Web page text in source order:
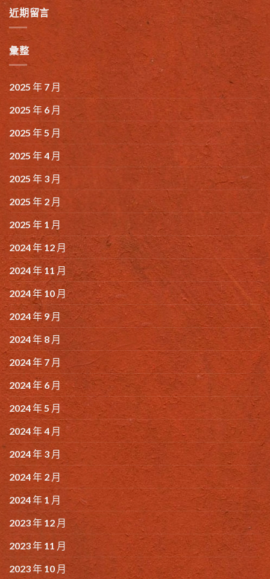
近期留言
彙整
2025 年 7 月
2025 年 6 月
2025 年 5 月
2025 年 4 月
2025 年 3 月
2025 年 2 月
2025 年 1 月
2024 年 12 月
2024 年 11 月
2024 年 10 月
2024 年 9 月
2024 年 8 月
2024 年 7 月
2024 年 6 月
2024 年 5 月
2024 年 4 月
2024 年 3 月
2024 年 2 月
2024 年 1 月
2023 年 12 月
2023 年 11 月
2023 年 10 月